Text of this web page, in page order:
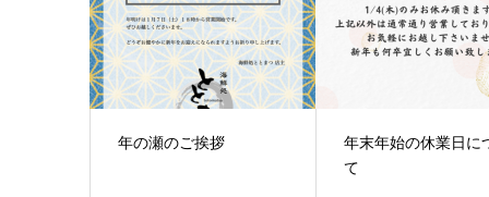
年の瀬のご挨拶
年末年始の休業日に
て